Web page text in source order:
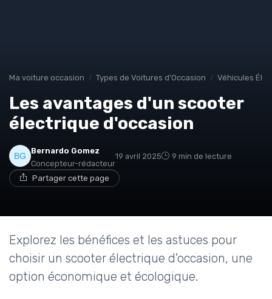
Ma voiture occasion Types de Voitures d'Occasion Véhicules
Les avantages d'un scooter
électrique d'occasion
Bernardo Gomez
Concepteur-rédacteur
19 avril 2025 9 min de lecture
Partager cette page
Explorez les bénéfices et les astuces pour
choisir un scooter électrique d'occasion, une
option économique et écologique.